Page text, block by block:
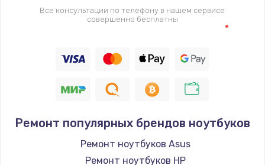
Все консультации по телефону в нашем сервисе
совершенно бесплатны
Ремонт популярных брендов ноутбуков
Ремонт ноутбуков Asus
Ремонт ноутбуков HP